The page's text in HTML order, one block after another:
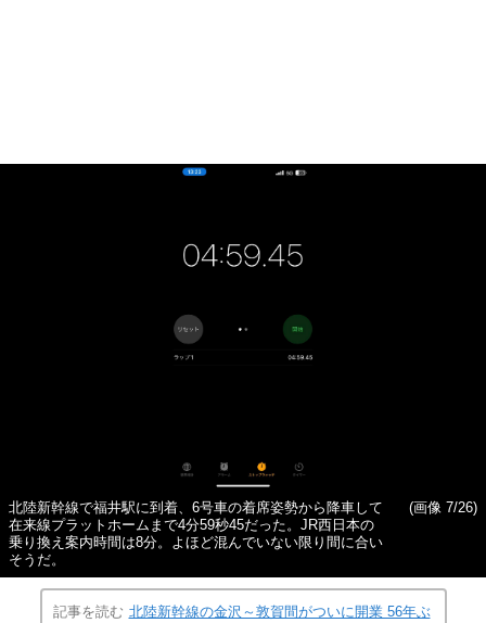
北陸新幹線で福井駅に到着、6号車の着席姿勢から降車して
在来線プラットホームまで4分59秒45だった。JR西日本の
乗り換え案内時間は8分。よほど混んでいない限り間に合い
そうだ。
(画像 7/26)
記事を読む 北陸新幹線の金沢～敦賀間がついに開業 56年ぶ